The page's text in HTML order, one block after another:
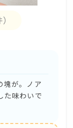
塊が。ノア
た味わいで